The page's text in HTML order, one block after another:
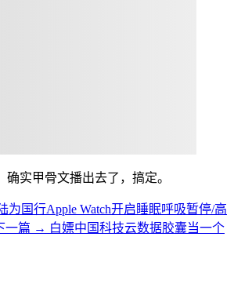
确实甲骨文播出去了，搞定。
为国行Apple Watch开启睡眠呼吸暂停/高
一篇 → 白嫖中国科技云数据胶囊当一个